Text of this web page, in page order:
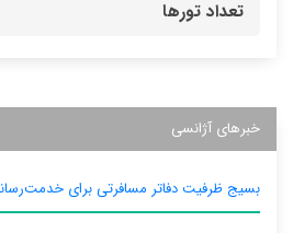
تعداد تورها
خبرهای آژانسی
بسیج ظرفیت دفاتر مسافرتی برای